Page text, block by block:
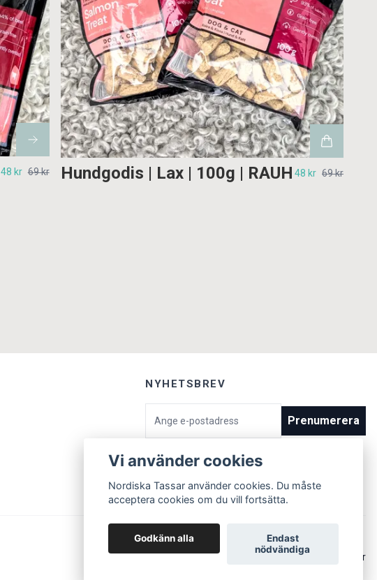
48 kr 69 kr Hundgodis | Lax | 100g | RAUH 48 kr 69 kr
NYHETSBREV
Prenumerera
© 2026 Nordiska Tassar
Vi använder cookies
Nordiska Tassar använder cookies. Du måste
acceptera cookies om du vill fortsätta.
Godkänn alla
Endast
nödvändiga